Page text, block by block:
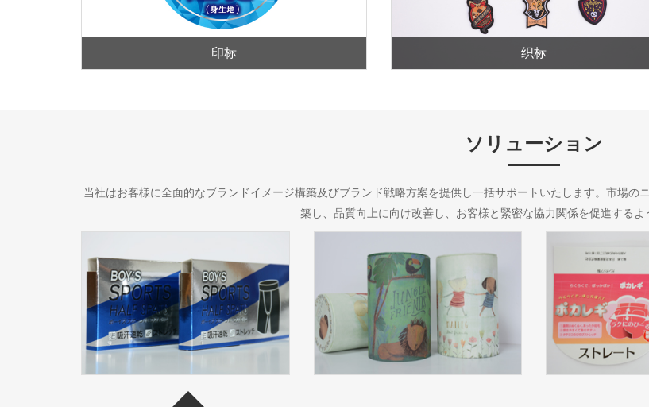
印标 织标
ソリューション
当社はお客様に全面的なブランドイメージ構築及びブランド戦略方案を提供し一括サポートいたします。市場
築し、品質向上に向け改善し、お客様と緊密な協力関係を促進するよ